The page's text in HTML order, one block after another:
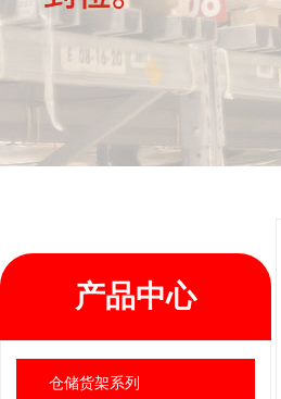
产品中心
仓储货架系列